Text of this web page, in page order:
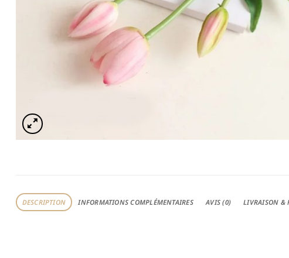
DESCRIPTION INFORMATIONS COMPLÉMENTAIRES AVIS (0) LIVRAISON &